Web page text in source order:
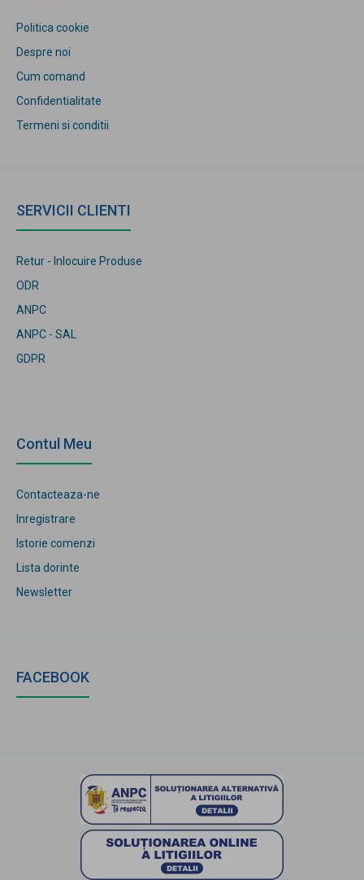
Politica cookie
Despre noi
Cum comand
Confidentialitate
Termeni si conditii
SERVICII CLIENTI
Retur - Inlocuire Produse
ODR
ANPC
ANPC - SAL
GDPR
Contul Meu
Contacteaza-ne
Inregistrare
Istorie comenzi
Lista dorinte
Newsletter
FACEBOOK